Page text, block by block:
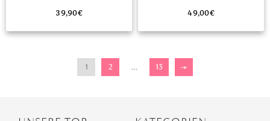
39,90€ 49,00€
1 2 … 13 →